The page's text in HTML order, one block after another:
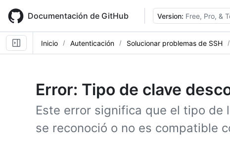
main
content
Documentación de GitHub Version: Free, Pro, &
Inicio Autenticación Solucionar problemas de SSH
Error: Tipo de clave
Este error significa que el tipo de
se reconoció o no es compatible